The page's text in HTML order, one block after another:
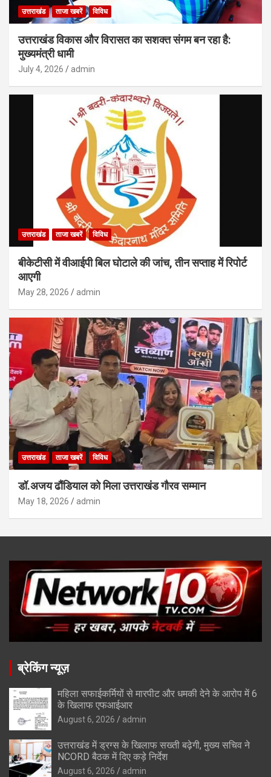
उत्तराखंड ताजा खबरें विविध
उत्तराखंड विकास और विरासत का सशक्त संगम बन रहा है:
मुख्यमंत्री धामी
July 4, 2026 admin
उत्तराखंड ताजा खबरें विविध
बीकेटीसी में वीआईपी बिल घोटाले की जांच, तीन सप्ताह में रिपोर्ट
आएगी
May 28, 2026 admin
उत्तराखंड ताजा खबरें विविध
डॉ.अजय ढौंडियाल को मिला उत्तराखंड गौरव सम्मान
May 18, 2026 admin
ब्रेकिंग न्यूज़
महिला सफाईकर्मियों से मारपीट और धमकी देने के आरोप में 6
के खिलाफ एफआईआर
August 6, 2026 admin
उत्तराखंड में ड्रग्स के खिलाफ सख्ती बढ़ेगी, मुख्य सचिव ने
NCORD बैठक में दिए कड़े निर्देश
August 6, 2026 admin